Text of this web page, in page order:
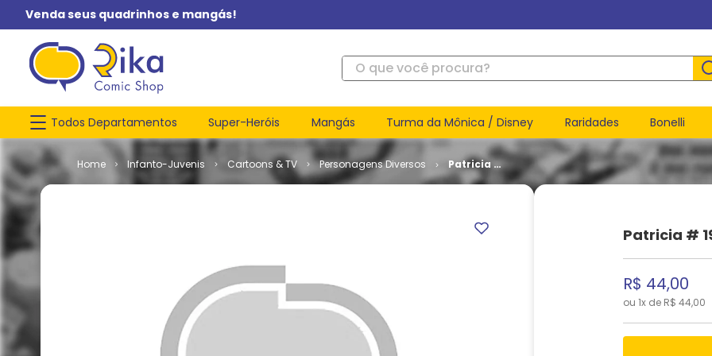
Venda seus quadrinhos e mangás!
O que você procura?
Todos Departamentos Super-Heróis Mangás Turma da Mônica / Disney Raridades Bonelli
Infanto-Juvenis Cartoons & TV Personagens Diversos
Patricia #
19
Patricia #
R$ 44,00
ou 1x de R$ 44,00